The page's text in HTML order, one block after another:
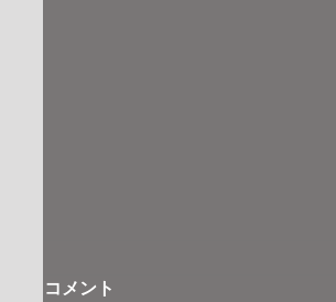
コメント